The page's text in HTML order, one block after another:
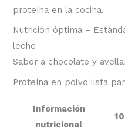
proteína en la cocina.
Nutrición óptima –
leche
Sabor a chocolate y
Proteína en polvo lista
Información
nutricional